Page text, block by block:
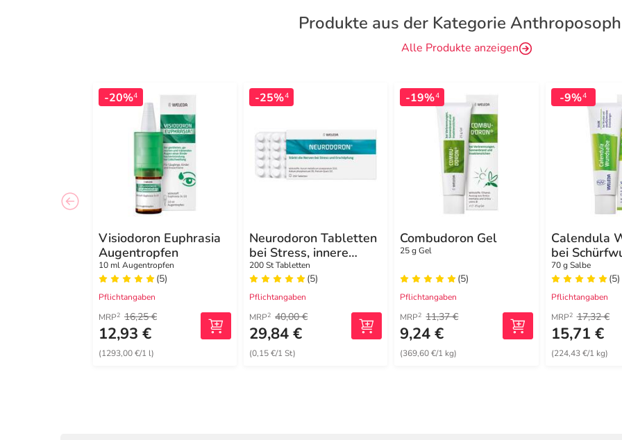
Produkte aus der Kategorie
Alle Produkte anzeigen
-20%4
Visiodoron Euphrasia
Augentropfen
10 ml Augentropfen
(5)
Pflichtangaben
MRP2 16,25 €
12,93 €
(1293,00 €/1 l)
-25%4
Neurodoron Tabletten
bei Stress, innere
Unruhe
200 St Tabletten
(5)
Pflichtangaben
MRP2 40,00 €
29,84 €
(0,15 €/1 St)
-19%4
Combudoron Gel
25 g Gel
(5)
Pflichtangaben
MRP2 11,37 €
9,24 €
(369,60 €/1 kg)
-9%4
Calendula
bei
70 g Salbe
(5)
Pflichtangaben
MRP2 17,32 €
15,71 €
(224,43 €/1 kg)